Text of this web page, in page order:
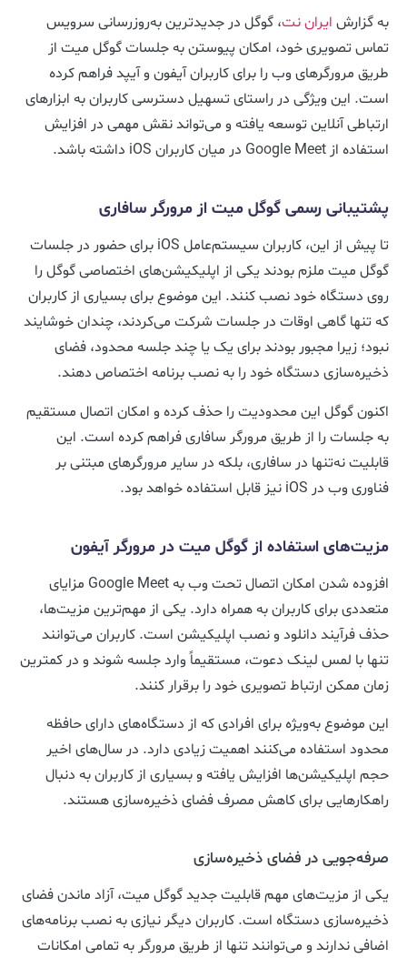
به گزارش ایران نت، گوگل در جدیدترین به‌روزرسانی سرویس
تماس تصویری خود، امکان پیوستن به جلسات گوگل میت از
طریق مرورگرهای وب را برای کاربران آیفون و آیپد فراهم کرده
است. این ویژگی در راستای تسهیل دسترسی کاربران به ابزارهای
ارتباطی آنلاین توسعه یافته و می‌تواند نقش مهمی در افزایش
استفاده از Google Meet در میان کاربران iOS داشته باشد.
پشتیبانی رسمی گوگل میت از مرورگر سافاری
تا پیش از این، کاربران سیستم‌عامل iOS برای حضور در جلسات
گوگل میت ملزم بودند یکی از اپلیکیشن‌های اختصاصی گوگل را
روی دستگاه خود نصب کنند. این موضوع برای بسیاری از کاربران
که تنها گاهی اوقات در جلسات شرکت می‌کردند، چندان خوشایند
نبود؛ زیرا مجبور بودند برای یک یا چند جلسه محدود، فضای
ذخیره‌سازی دستگاه خود را به نصب برنامه اختصاص دهند.
اکنون گوگل این محدودیت را حذف کرده و امکان اتصال مستقیم
به جلسات را از طریق مرورگر سافاری فراهم کرده است. این
قابلیت نه‌تنها در سافاری، بلکه در سایر مرورگرهای مبتنی بر
فناوری وب در iOS نیز قابل استفاده خواهد بود.
مزیت‌های استفاده از گوگل میت در مرورگر آیفون
افزوده شدن امکان اتصال تحت وب به Google Meet مزایای
متعددی برای کاربران به همراه دارد. یکی از مهم‌ترین مزیت‌ها،
حذف فرآیند دانلود و نصب اپلیکیشن است. کاربران می‌توانند
تنها با لمس لینک دعوت، مستقیماً وارد جلسه شوند و در کمترین
زمان ممکن ارتباط تصویری خود را برقرار کنند.
این موضوع به‌ویژه برای افرادی که از دستگاه‌های دارای حافظه
محدود استفاده می‌کنند اهمیت زیادی دارد. در سال‌های اخیر
حجم اپلیکیشن‌ها افزایش یافته و بسیاری از کاربران به دنبال
راهکارهایی برای کاهش مصرف فضای ذخیره‌سازی هستند.
صرفه‌جویی در فضای ذخیره‌سازی
یکی از مزیت‌های مهم قابلیت جدید گوگل میت، آزاد ماندن فضای
ذخیره‌سازی دستگاه است. کاربران دیگر نیازی به نصب برنامه‌های
اضافی ندارند و می‌توانند تنها از طریق مرورگر به تمامی امکانات